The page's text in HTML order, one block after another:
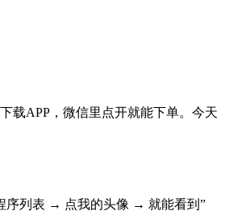
载APP，微信里点开就能下单。今天
序列表 → 点我的头像 → 就能看到”